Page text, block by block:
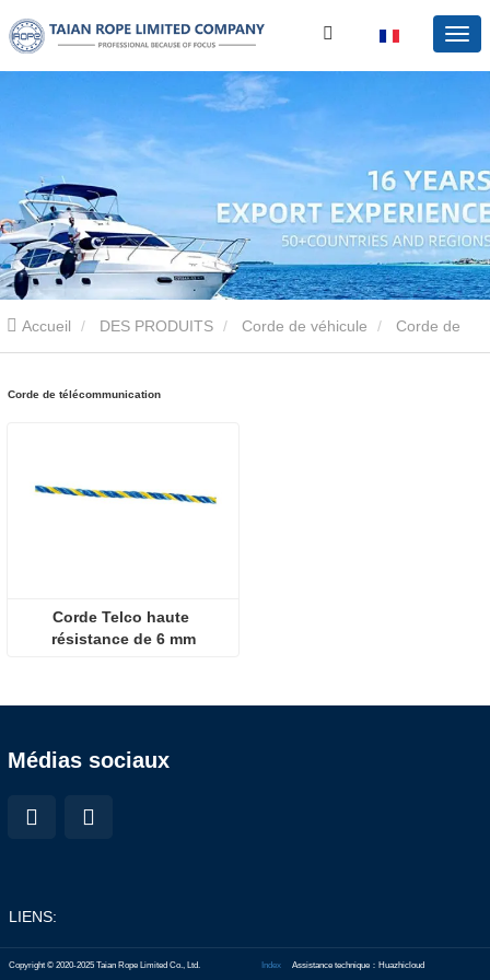
Accueil DES PRODUITS Corde de véhicule
Corde de télécommunication
Corde Telco haute
résistance de 6 mm
Médias sociaux
LIENS:
Copyright © 2020-2025 Taian Rope Limited Co., Ltd. Assistance technique：Huazhicloud
Index